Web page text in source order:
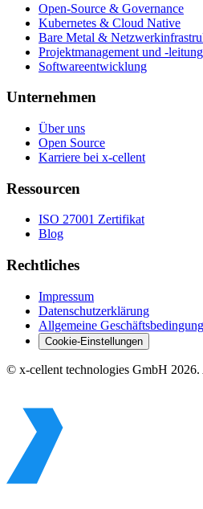
Open-Source & Governance
Kubernetes & Cloud Native
Bare Metal &
Projektmanagement und -leitung
Softwareentwicklung
Unternehmen
Über uns
Open Source
Karriere bei x-cellent
Ressourcen
ISO 27001 Zertifikat
Blog
Rechtliches
Impressum
Datenschutzerklärung
Allgemeine
Cookie-Einstellungen
© x-cellent technologies GmbH 2026.